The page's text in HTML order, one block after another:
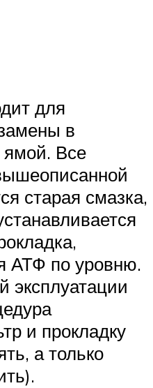
для
в
ямой. Все
старая смазка,
АТФ по уровню.
эксплуатации
и прокладку
а только